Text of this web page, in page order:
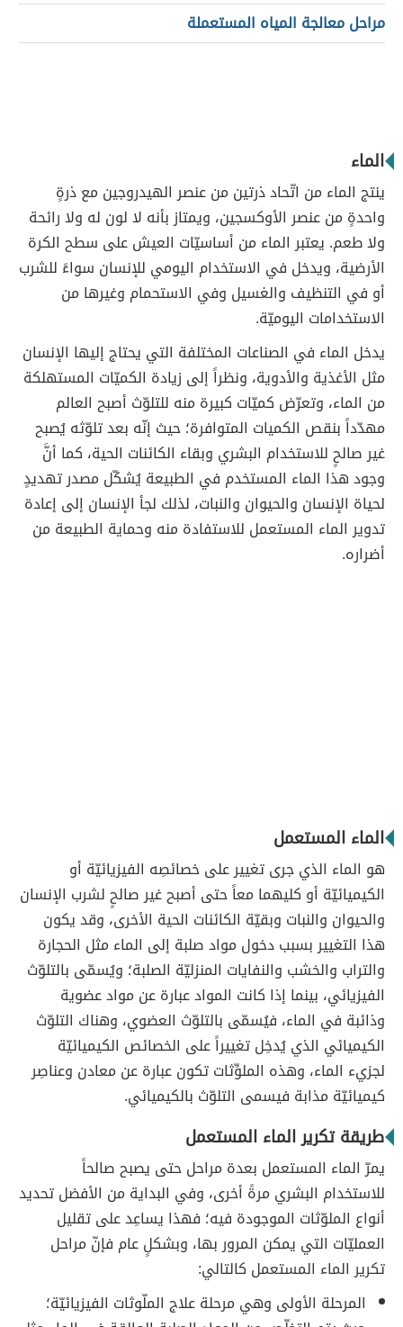
مراحل معالجة المياه المستعملة
الماء
ينتج الماء من اتّحاد ذرتين من عنصر الهيدروجين مع ذرةٍ
واحدةٍ من عنصر الأوكسجين، ويمتاز بأنه لا لون له ولا رائحة
ولا طعم. يعتبر الماء من أساسيّات العيش على سطح الكرة
الأرضية، ويدخل في الاستخدام اليومي للإنسان سواءً للشرب
أو في التنظيف والغسيل وفي الاستحمام وغيرها من
الاستخدامات اليوميّة.
يدخل الماء في الصناعات المختلفة التي يحتاج إليها الإنسان
مثل الأغذية والأدوية، ونظراً إلى زيادة الكميّات المستهلكة
من الماء، وتعرّض كميّات كبيرة منه للتلوّث أصبح العالم
مهدّداً بنقص الكميات المتوافرة؛ حيث إنّه بعد تلوّثه يُصبح
غير صالحٍ للاستخدام البشري وبقاء الكائنات الحية، كما أنَّ
وجود هذا الماء المستخدم في الطبيعة يُشكّل مصدر تهديدٍ
لحياة الإنسان والحيوان والنبات، لذلك لجأ الإنسان إلى إعادة
تدوير الماء المستعمل للاستفادة منه وحماية الطبيعة من
أضراره.
الماء المستعمل
هو الماء الذي جرى تغيير على خصائصِه الفيزيائيّة أو
الكيميائيّة أو كليهما معاً حتى أصبح غير صالحٍ لشرب الإنسان
والحيوان والنبات وبقيّة الكائنات الحية الأخرى، وقد يكون
هذا التغيير بسبب دخول مواد صلبة إلى الماء مثل الحجارة
والتراب والخشب والنفايات المنزليّة الصلبة؛ ويُسمّى بالتلوّث
الفيزيائي، بينما إذا كانت المواد عبارة عن مواد عضوية
وذائبة في الماء، فيُسمّى بالتلوّث العضوي، وهناك التلوّث
الكيميائي الذي يُدخِل تغييراً على الخصائص الكيميائيّة
لجزيء الماء، وهذه الملوِّثات تكون عبارة عن معادن وعناصِر
كيميائيّة مذابة فيسمى التلوّث بالكيميائي.
طريقة تكرير الماء المستعمل
يمرّ الماء المستعمل بعدة مراحل حتى يصبح صالحاً
للاستخدام البشري مرةً أخرى، وفي البداية من الأفضل تحديد
أنواع الملوّثات الموجودة فيه؛ فهذا يساعِد على تقليل
العمليّات التي يمكن المرور بها، وبشكلٍ عام فإنّ مراحل
تكرير الماء المستعمل كالتالي:
المرحلة الأولى وهي مرحلة علاج الملّوثات الفيزيائيّة؛